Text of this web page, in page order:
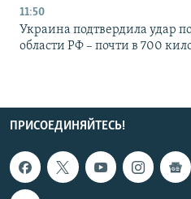
11:50
Украина подтвердила удар
области РФ – почти в 700
ПРИСОЕДИНЯЙТЕСЬ!